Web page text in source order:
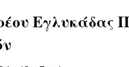
Εγλυκάδας